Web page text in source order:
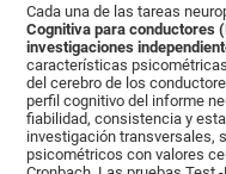
Cada una de las tareas
Cognitiva para conductores
investigaciones
características
del cerebro de los
perfil cognitivo del informe
fiabilidad, consistencia y
investigación transversales,
psicométricos con valores